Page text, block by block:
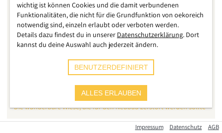
Die wunderbare Wiese, die für den Neubau zerstört werden sollte
Impressum Datenschutz AGB
wichtig ist können Cookies und die damit verbundenen
Funktionalitäten, die nicht für die Grundfunktion von oekoreich
notwendig sind, einzeln erlaubt oder verboten werden.
Details dazu findest du in unserer Datenschutzerklärung. Dort
kannst du deine Auswahl auch jederzeit ändern.
BENUTZERDEFINIERT
ALLES ERLAUBEN